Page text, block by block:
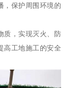
，保护周围环境的
质，实现灭火、防
高工地施工的安全